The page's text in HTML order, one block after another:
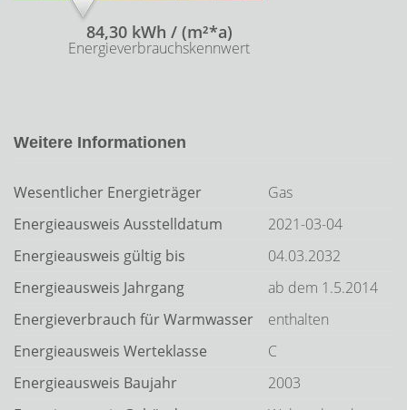
84,30 kWh / (m²*a)
Energieverbrauchskennwert
Weitere Informationen
Wesentlicher Energieträger
Gas
Energieausweis Ausstelldatum
2021-03-04
Energieausweis gültig bis
04.03.2032
Energieausweis Jahrgang
ab dem 1.5.2014
Energieverbrauch für Warmwasser
enthalten
Energieausweis Werteklasse
C
Energieausweis Baujahr
2003